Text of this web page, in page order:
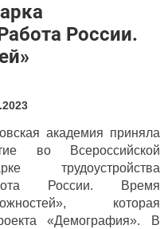
России.
академия приняла
во Всероссийской
трудоустройства
России. Время
которая
«Демография». В